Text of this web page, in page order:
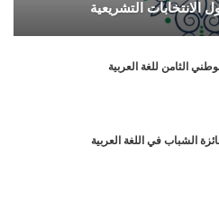
الانتخابات التشريعية
الثامن للغة العربية
الشباب في اللغة العربية